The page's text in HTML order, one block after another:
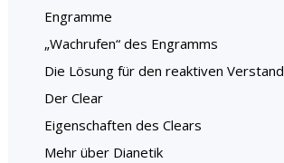
Engramme
„Wachrufen“ des Engramms
Die Lösung für den reaktiven Verstand
Der Clear
Eigenschaften des Clears
Mehr über Dianetik